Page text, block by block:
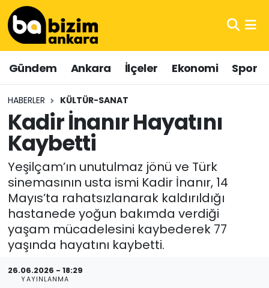
Gündem Ankara İlçeler Ekonomi Spor
HABERLER KÜLTÜR-SANAT
Kadir İnanır Hayatını
Kaybetti
Yeşilçam’ın unutulmaz jönü ve Türk
sinemasının usta ismi Kadir İnanır, 14
Mayıs’ta rahatsızlanarak kaldırıldığı
hastanede yoğun bakımda verdiği
yaşam mücadelesini kaybederek 77
yaşında hayatını kaybetti.
26.06.2026 - 18:29
YAYINLANMA
Hava Durumu
Trafik Durumu
Süper Lig Puan Durumu ve Fikstür
Tüm Manşetler
Son Dakika Haberleri
Haber Arşivi